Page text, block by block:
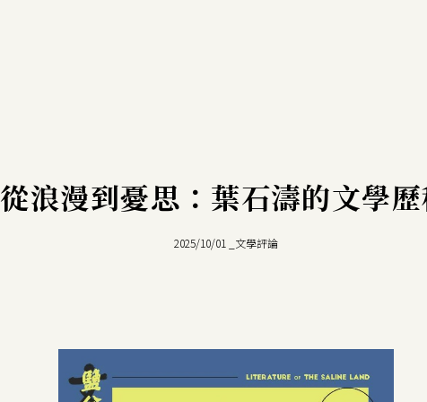
從浪漫到憂思：葉石濤的文學
2025/10/01 文學評論